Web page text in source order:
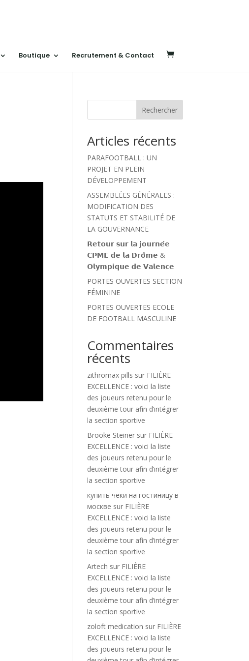
Boutique Recrutement & Contact
Rechercher
Articles récents
PARAFOOTBALL : UN
PROJET EN PLEIN
DÉVELOPPEMENT
ASSEMBLÉES GÉNÉRALES :
MODIFICATION DES
STATUTS ET STABILITÉ DE
LA GOUVERNANCE
𝗥𝗲𝘁𝗼𝘂𝗿 𝘀𝘂𝗿 𝗹𝗮 𝗷𝗼𝘂𝗿𝗻𝗲́𝗲
𝗖𝗣𝗠𝗘 𝗱𝗲 𝗹𝗮 𝗗𝗿𝗼̂𝗺𝗲 &
𝗢𝗹𝘆𝗺𝗽𝗶𝗾𝘂𝗲 𝗱𝗲 𝗩𝗮𝗹𝗲𝗻𝗰𝗲
PORTES OUVERTES SECTION
FÉMININE
PORTES OUVERTES ECOLE
DE FOOTBALL MASCULINE
Commentaires
récents
zithromax pills sur FILIÈRE
EXCELLENCE : voici la liste
des joueurs retenu pour le
deuxième tour afin d’intégrer
la section sportive
Brooke Steiner sur FILIÈRE
EXCELLENCE : voici la liste
des joueurs retenu pour le
deuxième tour afin d’intégrer
la section sportive
купить чеки на гостиницу в
москве sur FILIÈRE
EXCELLENCE : voici la liste
des joueurs retenu pour le
deuxième tour afin d’intégrer
la section sportive
Artech sur FILIÈRE
EXCELLENCE : voici la liste
des joueurs retenu pour le
deuxième tour afin d’intégrer
la section sportive
zoloft medication sur FILIÈRE
EXCELLENCE : voici la liste
des joueurs retenu pour le